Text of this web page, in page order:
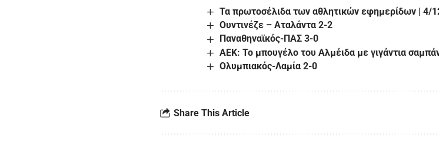
Τα πρωτοσέλιδα των αθλητικών εφημερίδων | 4/
Ουντινέζε – Αταλάντα 2-2
Παναθηναϊκός-ΠΑΣ 3-0
ΑΕΚ: Το μπουγέλο του Αλμέιδα με γιγάντια
Ολυμπιακός-Λαμία 2-0
Share This Article